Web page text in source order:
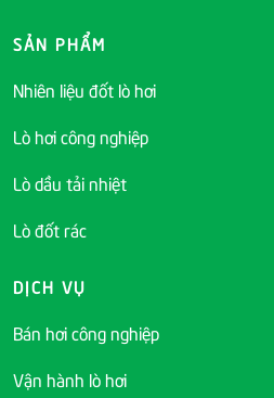
SẢN PHẨM
Nhiên liệu đốt lò hơi
Lò hơi công nghiệp
Lò dầu tải nhiệt
Lò đốt rác
DỊCH VỤ
Bán hơi công nghiệp
Vận hành lò hơi